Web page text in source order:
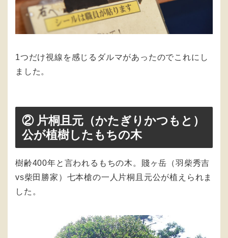
1つだけ視線を感じるダルマがあったのでこれにし
ました。
② 片桐且元（かたぎりかつもと）
公が植樹したもちの木
樹齢400年と言われるもちの木。賤ヶ岳（羽柴秀吉
vs柴田勝家）七本槍の一人片桐且元公が植えられま
した。